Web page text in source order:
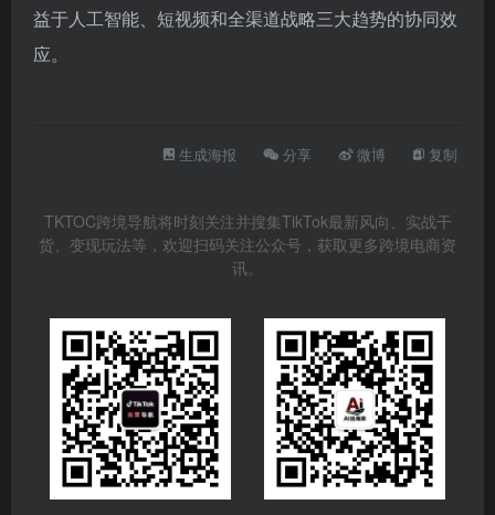
益于人工智能、短视频和全渠道战略三大趋势的协同效
应。
生成海报 分享 微博 复制
TKTOC跨境导航将时刻关注并搜集TikTok最新风向、实战干
货、变现玩法等，欢迎扫码关注公众号，获取更多跨境电商资
讯。